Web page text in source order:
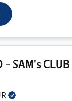
- SAM's